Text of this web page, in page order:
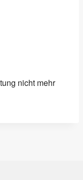
nicht mehr